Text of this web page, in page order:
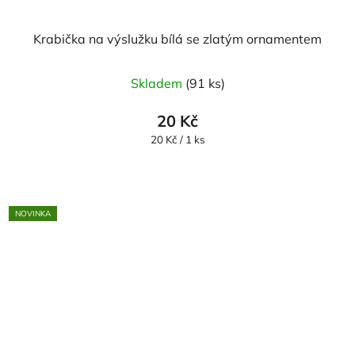
Krabička na výslužku bílá se zlatým ornamentem
Skladem (91 ks)
20 Kč
Měrná
20 Kč / 1 ks
NOVINKA